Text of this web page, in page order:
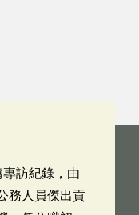
訪紀錄，由
務人員傑出貢